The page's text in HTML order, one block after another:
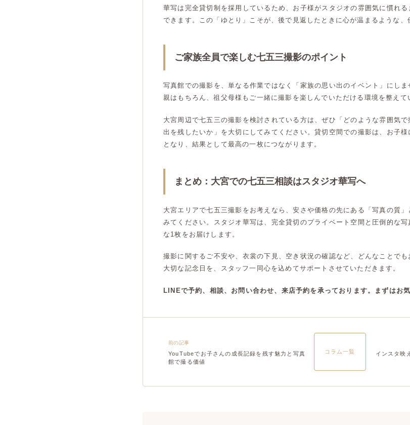
華写は完全貸切制を採用しているため、お子様がスタジオの雰囲気に慣れ
できます。この「ゆとり」こそが、後で見返したときに心が温まるような、
ご家族全員で楽しむ七五三撮影のポイント
写真館での撮影を、単なる作業ではなく「家族の思い出のイベント」にし
親はもちろん、祖父母様もご一緒に撮影を楽しんでいただける環境を整えて
大宮周辺で七五三の撮影を検討されている方は、ぜひ「どのような雰囲気
出を残したいか」を大切にしてみてください。貸切空間での撮影は、お子様
となり、結果として最高の一枚につながります。
まとめ：大宮での七五三相談はスタジオ華写へ
大宮エリアで七五三撮影をお考えなら、安さや価格の先にある「写真の質
みてください。スタジオ華写は、完全貸切のプライベート空間と圧倒的な
な1枚をお届けします。
撮影に関するご不安や、衣裳の下見、空き状況の確認など、どんなことで
大切な記念日を、スタッフ一同心を込めてサポートさせていただきます。
LINEで予約、相談、お問い合わせ、来店予約を承っております。まずはお
前の記事
YouTubeでお子さんの成長記録を残す魅力と写真
館で撮る価値
コラム一覧
インスタ映
高崎店
大宮店
高崎店
大宮店